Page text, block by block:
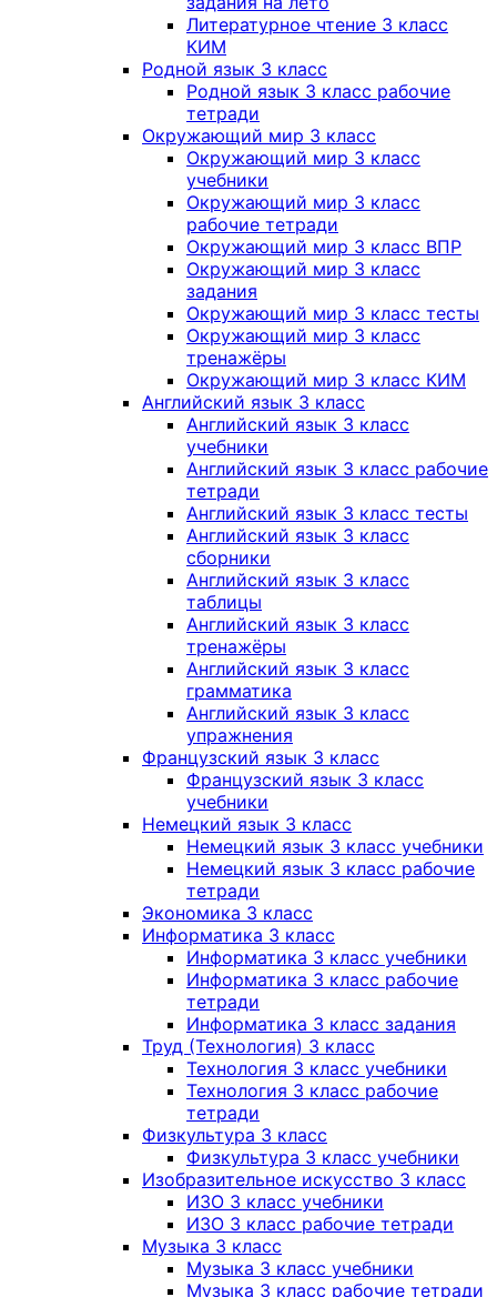
Литературное чтение 3 класс
КИМ
Родной язык 3 класс
Родной язык 3 класс рабочие
тетради
Окружающий мир 3 класс
Окружающий мир 3 класс
учебники
Окружающий мир 3 класс
рабочие тетради
Окружающий мир 3 класс ВПР
Окружающий мир 3 класс
задания
Окружающий мир 3 класс тесты
Окружающий мир 3 класс
тренажёры
Окружающий мир 3 класс КИМ
Английский язык 3 класс
Английский язык 3 класс
учебники
Английский язык 3 класс рабочие
тетради
Английский язык 3 класс тесты
Английский язык 3 класс
сборники
Английский язык 3 класс
таблицы
Английский язык 3 класс
тренажёры
Английский язык 3 класс
грамматика
Английский язык 3 класс
упражнения
Французский язык 3 класс
Французский язык 3 класс
учебники
Немецкий язык 3 класс
Немецкий язык 3 класс учебники
Немецкий язык 3 класс рабочие
тетради
Экономика 3 класс
Информатика 3 класс
Информатика 3 класс учебники
Информатика 3 класс рабочие
тетради
Информатика 3 класс задания
Труд (Технология) 3 класс
Технология 3 класс учебники
Технология 3 класс рабочие
тетради
Физкультура 3 класс
Физкультура 3 класс учебники
Изобразительное искусство 3 класс
ИЗО 3 класс учебники
ИЗО 3 класс рабочие тетради
Музыка 3 класс
Музыка 3 класс учебники
Музыка 3 класс рабочие тетради